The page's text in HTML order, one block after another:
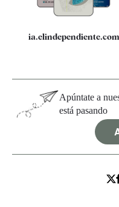
ia.elindependiente.com
Apúntate a
está pasando